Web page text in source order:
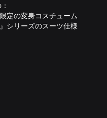
定の変身コスチューム
シリーズのスーツ仕様